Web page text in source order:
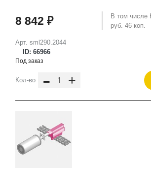
Арт. sml290.2044
ID: 66966
8 842 ₽
В том числе
руб. 46 коп.
Под заказ
Кол-во - +